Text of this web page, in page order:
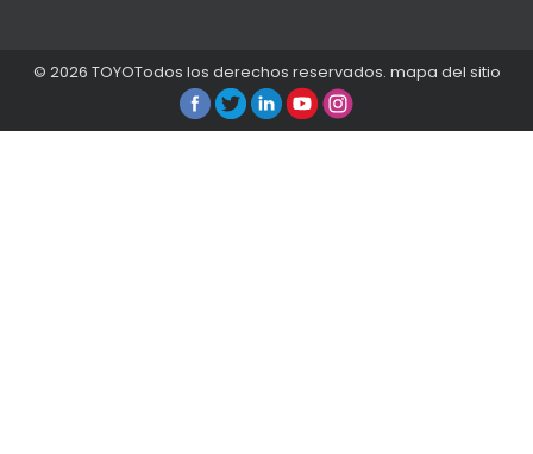
© 2026 TOYOTodos los derechos reservados. mapa del sitio